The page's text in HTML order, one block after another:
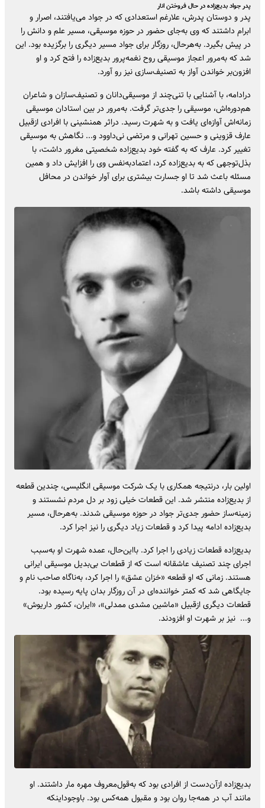
پدر جواد بدیع‌زاده در حال فروختن انار
پدر و دوستان پدرش، علارغم استعدادی که در جواد می‌یافتند، اصرار و
ابرام داشتند که وی به‌جای حضور در حوزه موسیقی، مسیر علم و دانش را
در پیش بگیرد. به‌هرحال، روزگار برای جواد مسیر دیگری را برگزیده بود. این
شد که به‌مرور اعجاز موسیقی روح نغمه‌پرور بدیع‌زاده را فتح کرد و او
افزون‌بر خواندن آواز به تصنیف‌سازی نیز رو آورد.
درادامه، با آشنایی با تنی‌چند از موسیقی‌دانان و تصنیف‌سازان و شاعران
هم‌دوره‌اش، موسیقی را جدی‌تر گرفت. به‌مرور در بین استادان موسیقی
زمانه‌اش آوازه‌ای یافت و به شهرت رسید. دراثر همنشینی با افرادی ازقبیل
عارف قزوینی و حسین تهرانی و مرتضی نی‌داوود و... نگاهش به موسیقی
تغییر کرد. عارف که به گفته خود بدیع‌زاده شخصیتی مغرور داشت، با
بذل‌توجهی که به بدیع‌زاده کرد، اعتمادبه‌نفس وی را افزایش داد و همین
مسئله باعث شد تا او جسارت بیشتری برای آوار خواندن در محافل
موسیقی داشته باشد.
اولین بار، درنتیجه همکاری با یک شرکت موسیقی انگلیسی، چندین قطعه
از بدیع‌زاده منتشر شد. این قطعات خیلی زود بر دل مردم نشستند و
زمینه‌ساز حضور جدی‌تر جواد در حوزه موسیقی شدند. به‌هرحال، مسیر
بدیع‌زاده ادامه پیدا کرد و قطعات زیاد دیگری را نیز اجرا کرد.
بدیع‌زاده قطعات زیادی را اجرا کرد. بااین‌حال، عمده شهرت او به‌سبب
اجرای چند تصنیف عاشقانه است که از قطعات بی‌بدیل موسیقی ایرانی
هستند. زمانی که او قطعه «خزان عشق» را اجرا کرد، به‌ناگاه صاحب نام و
جایگاهی شد که کمتر خواننده‌ای در آن روزگار بدان پایه رسیده بود.
قطعات دیگری ازقبیل «ماشین مشدی ممدلی»، «ایران، کشور داریوش»
و... نیز بر شهرت او افزودند.
بدیع‌زاده ازآن‌دست از افرادی بود که به‌قول‌معروف مهره مار داشتند. او
مانند آب در همه‌جا روان بود و مقبول همه‌کس بود. باوجود‌اینکه